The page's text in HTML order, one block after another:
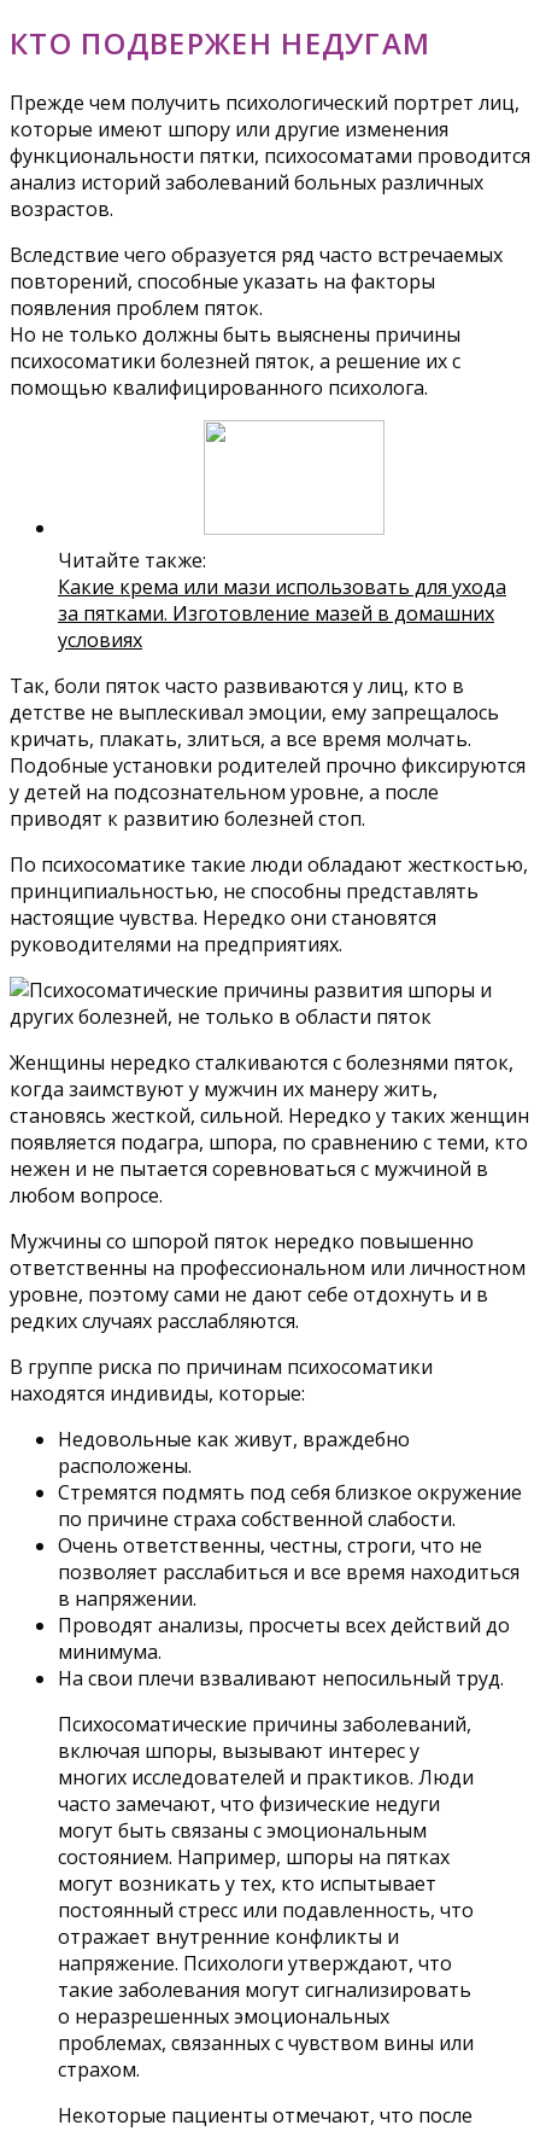
КТО ПОДВЕРЖЕН НЕДУГАМ
Прежде чем получить психологический портрет лиц,
которые имеют шпору или другие изменения
функциональности пятки, психосоматами проводится
анализ историй заболеваний больных различных
возрастов.
Вследствие чего образуется ряд часто встречаемых
повторений, способные указать на факторы
появления проблем пяток.
Но не только должны быть выяснены причины
психосоматики болезней пяток, а решение их с
помощью квалифицированного психолога.
Читайте также:
Какие крема или мази использовать для ухода
за пятками. Изготовление мазей в домашних
условиях
Так, боли пяток часто развиваются у лиц, кто в
детстве не выплескивал эмоции, ему запрещалось
кричать, плакать, злиться, а все время молчать.
Подобные установки родителей прочно фиксируются
у детей на подсознательном уровне, а после
приводят к развитию болезней стоп.
По психосоматике такие люди обладают жесткостью,
принципиальностью, не способны представлять
настоящие чувства. Нередко они становятся
руководителями на предприятиях.
Женщины нередко сталкиваются с болезнями пяток,
когда заимствуют у мужчин их манеру жить,
становясь жесткой, сильной. Нередко у таких женщин
появляется подагра, шпора, по сравнению с теми, кто
нежен и не пытается соревноваться с мужчиной в
любом вопросе.
Мужчины со шпорой пяток нередко повышенно
ответственны на профессиональном или личностном
уровне, поэтому сами не дают себе отдохнуть и в
редких случаях расслабляются.
В группе риска по причинам психосоматики
находятся индивиды, которые:
Недовольные как живут, враждебно
расположены.
Стремятся подмять под себя близкое окружение
по причине страха собственной слабости.
Очень ответственны, честны, строги, что не
позволяет расслабиться и все время находиться
в напряжении.
Проводят анализы, просчеты всех действий до
минимума.
На свои плечи взваливают непосильный труд.
Психосоматические причины заболеваний,
включая шпоры, вызывают интерес у
многих исследователей и практиков. Люди
часто замечают, что физические недуги
могут быть связаны с эмоциональным
состоянием. Например, шпоры на пятках
могут возникать у тех, кто испытывает
постоянный стресс или подавленность, что
отражает внутренние конфликты и
напряжение. Психологи утверждают, что
такие заболевания могут сигнализировать
о неразрешенных эмоциональных
проблемах, связанных с чувством вины или
страхом.
Некоторые пациенты отмечают, что после